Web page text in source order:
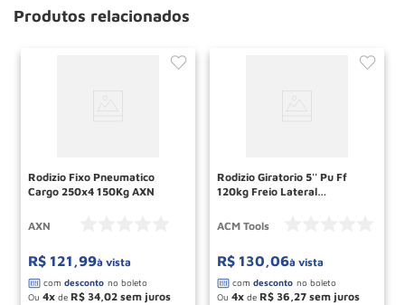
Produtos relacionados
Rodizio Fixo Pneumatico
Cargo 250x4 150Kg AXN
AXN
R$ 121 ,99à vista
Ou 4 de R$ 34,02
Rodizio Giratorio 5'' Pu Ff
120kg Freio Lateral
ACM Tools
R$ 130,06à vista
Ou 4 de R$ 36,27